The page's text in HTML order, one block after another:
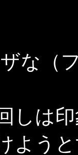
な（
しは
よう